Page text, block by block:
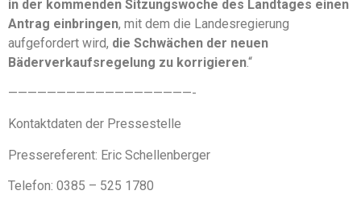
in der kommenden Sitzungswoche des Landtages einen
Antrag einbringen, mit dem die Landesregierung
aufgefordert wird, die Schwächen der neuen
Bäderverkaufsregelung zu korrigieren.“
———————————————————-
Kontaktdaten der Pressestelle
Pressereferent: Eric Schellenberger
Telefon: 0385 – 525 1780